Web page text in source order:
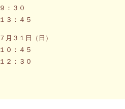
９：３０
１３：４５
７月３１日（日）
１０：４５
１２：３０